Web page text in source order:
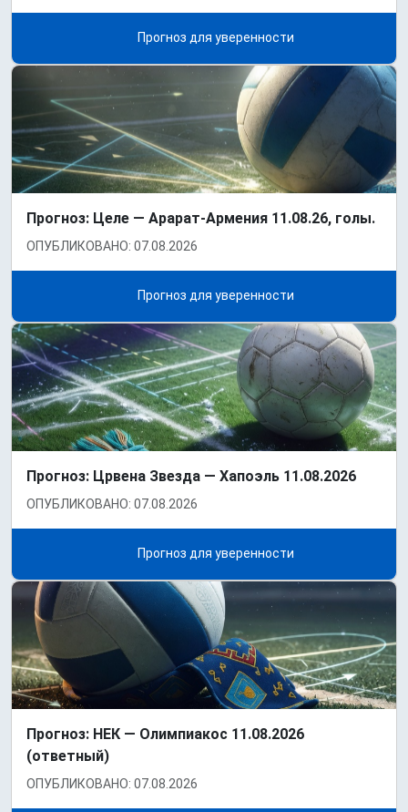
Прогноз для уверенности
Прогноз: Целе — Арарат-Армения 11.08.26, голы.
ОПУБЛИКОВАНО: 07.08.2026
Прогноз для уверенности
Прогноз: Црвена Звезда — Хапоэль 11.08.2026
ОПУБЛИКОВАНО: 07.08.2026
Прогноз для уверенности
Прогноз: НЕК — Олимпиакос 11.08.2026
(ответный)
ОПУБЛИКОВАНО: 07.08.2026